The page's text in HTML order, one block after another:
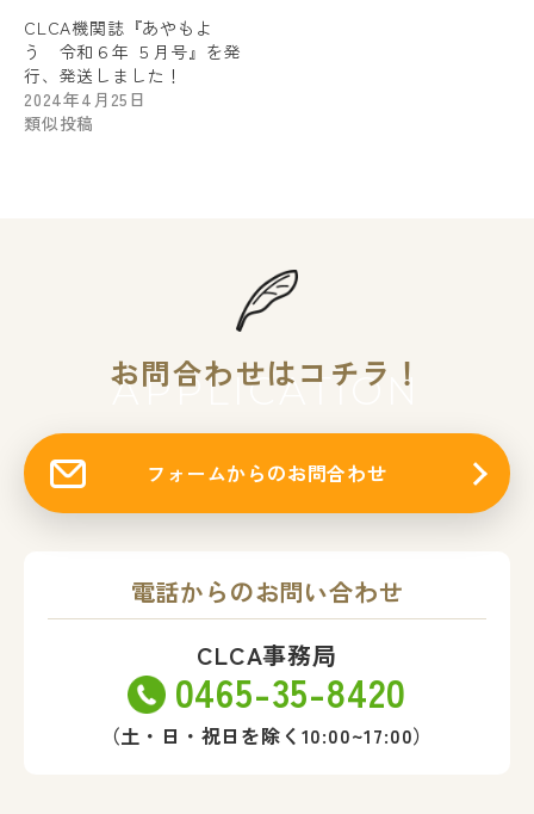
CLCA機関誌『あやもよ
う 令和６年 ５月号』を発
行、発送しました！
2024年4月25日
類似投稿
お問合わせはコチラ！
APPLICATION
フォームからのお問合わせ
電話からのお問い合わせ
CLCA事務局
0465-35-8420
（土・日・祝日を除く10:00~17:00）